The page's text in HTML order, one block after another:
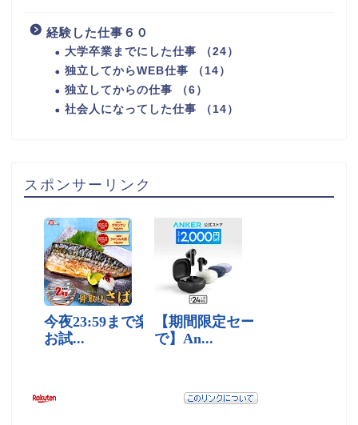
経験した仕事６０
大学卒業までにした仕事 （24）
独立してからWEB仕事 （14）
独立してからの仕事 （6）
社会人になってした仕事 （14）
スポンサーリンク